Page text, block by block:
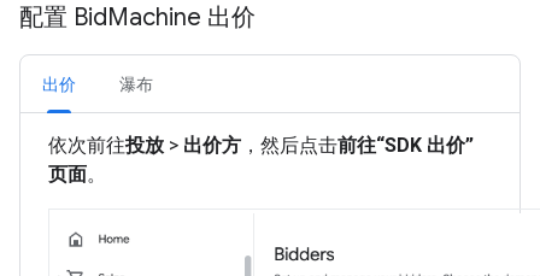
配置 BidMachine 出价
出价 瀑布
依次前往投放 > 出价方 ，然后点击前往“SDK 出价”
页面。